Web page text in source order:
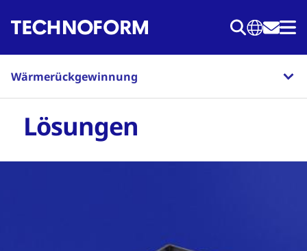
zum
Wärmerückgewinnung
Lösungen